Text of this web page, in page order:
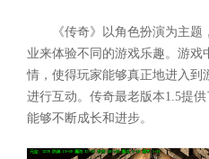
《传奇》以角色扮演为主
业来体验不同的游戏乐趣。游戏
情，使得玩家能够真正地进入到
进行互动。传奇最老版本1.5提
能够不断成长和进步。